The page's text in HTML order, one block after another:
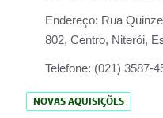
Endereço: Rua
802, Centro, Niterói,
Telefone: (021) 3587-
NOVAS AQUISIÇÕES